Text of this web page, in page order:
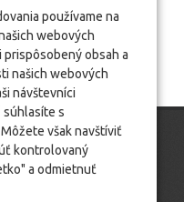
používame na
webových
prispôsobený obsah a
našich webových
návštevníci
súhlasíte s
však navštíviť
kontrolovaný
a odmietnuť